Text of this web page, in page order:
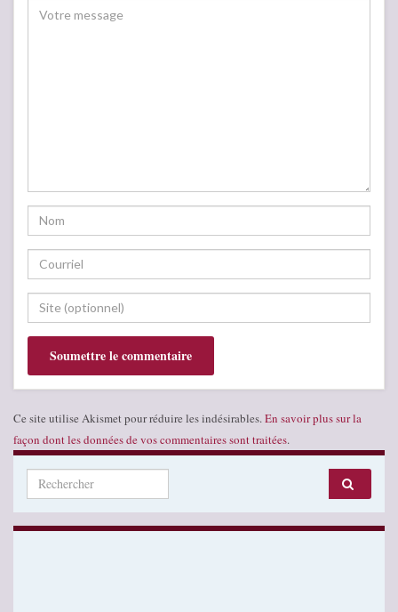
Ce site utilise Akismet pour réduire les indésirables. En savoir plus sur la
façon dont les données de vos commentaires sont traitées.
Search for: